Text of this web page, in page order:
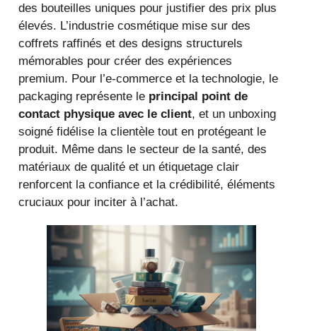
des bouteilles uniques pour justifier des prix plus
élevés. L’industrie cosmétique mise sur des
coffrets raffinés et des designs structurels
mémorables pour créer des expériences
premium. Pour l’e-commerce et la technologie, le
packaging représente le principal point de
contact physique avec le client, et un unboxing
soigné fidélise la clientèle tout en protégeant le
produit. Même dans le secteur de la santé, des
matériaux de qualité et un étiquetage clair
renforcent la confiance et la crédibilité, éléments
cruciaux pour inciter à l’achat.